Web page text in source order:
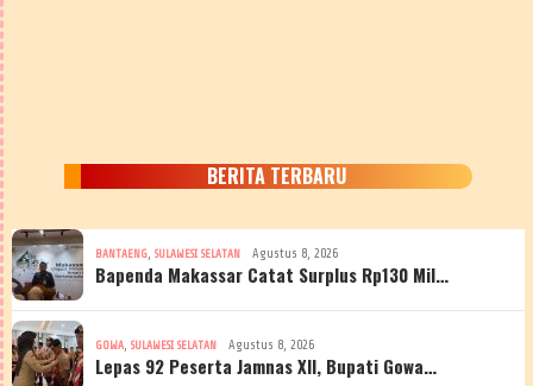
BERITA TERBARU
BANTAENG, SULAWESI SELATAN Agustus 8, 2026
Bapenda Makassar Catat Surplus Rp130 Mil…
GOWA, SULAWESI SELATAN Agustus 8, 2026
Lepas 92 Peserta Jamnas XII, Bupati Gowa…